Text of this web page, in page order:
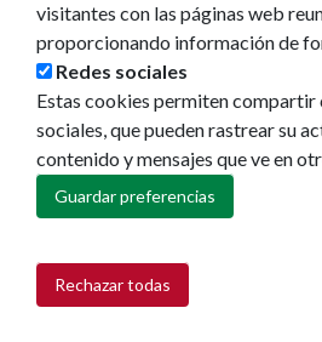
visitantes con las páginas web
proporcionando información de
Redes sociales
Estas cookies permiten compartir
sociales, que pueden rastrear su
contenido y mensajes que ve en
Guardar preferencias
Rechazar todas
Retirar consentimiento